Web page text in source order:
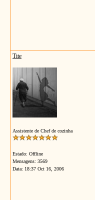
Tite
Assistente de Chef de cozinha
Estado: Offline
Mensagens: 3569
Data: 18:37 Oct 16, 2006